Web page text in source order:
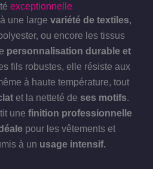
exceptionnelle
une large variété de textiles,
ou encore les tissus
personnalisation durable et
fils robustes, elle résiste aux
à haute température, tout
et la netteté de ses motifs.
une finition professionnelle
pour les vêtements et
à un usage intensif.